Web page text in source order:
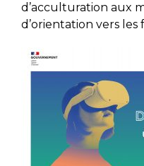
d’acculturation aux
d’orientation vers les